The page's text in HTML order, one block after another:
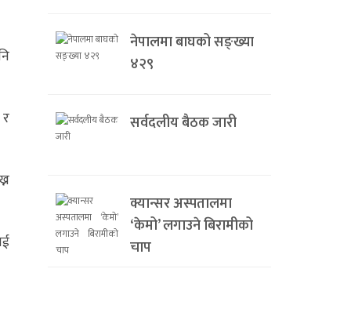
नेपालमा बाघको सङ्ख्या
४२९
सर्वदलीय बैठक जारी
क्यान्सर अस्पतालमा
‘केमो’ लगाउने बिरामीको
चाप